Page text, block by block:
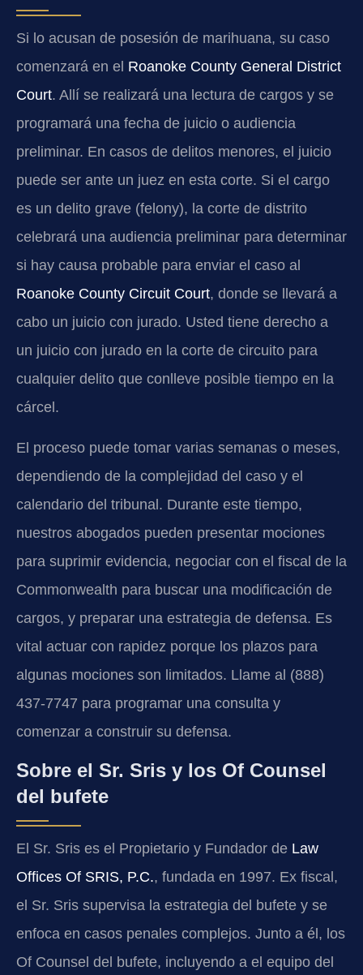
Si lo acusan de posesión de marihuana, su caso
comenzará en el Roanoke County General District
Court. Allí se realizará una lectura de cargos y se
programará una fecha de juicio o audiencia
preliminar. En casos de delitos menores, el juicio
puede ser ante un juez en esta corte. Si el cargo
es un delito grave (felony), la corte de distrito
celebrará una audiencia preliminar para determinar
si hay causa probable para enviar el caso al
Roanoke County Circuit Court, donde se llevará a
cabo un juicio con jurado. Usted tiene derecho a
un juicio con jurado en la corte de circuito para
cualquier delito que conlleve posible tiempo en la
cárcel.
El proceso puede tomar varias semanas o meses,
dependiendo de la complejidad del caso y el
calendario del tribunal. Durante este tiempo,
nuestros abogados pueden presentar mociones
para suprimir evidencia, negociar con el fiscal de la
Commonwealth para buscar una modificación de
cargos, y preparar una estrategia de defensa. Es
vital actuar con rapidez porque los plazos para
algunas mociones son limitados. Llame al (888)
437-7747 para programar una consulta y
comenzar a construir su defensa.
Sobre el Sr. Sris y los Of Counsel
del bufete
El Sr. Sris es el Propietario y Fundador de Law
Offices Of SRIS, P.C., fundada en 1997. Ex fiscal,
el Sr. Sris supervisa la estrategia del bufete y se
enfoca en casos penales complejos. Junto a él, los
Of Counsel del bufete, incluyendo a el equipo del